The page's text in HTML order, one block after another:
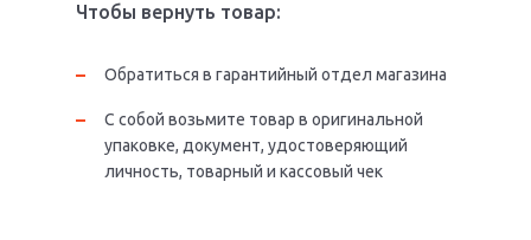
Чтобы вернуть товар:
Обратиться в гарантийный отдел магазина
С собой возьмите товар в оригинальной
упаковке, документ, удостоверяющий
личность, товарный и кассовый чек